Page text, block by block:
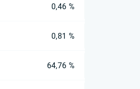
0,46 %
0,81 %
64,76 %